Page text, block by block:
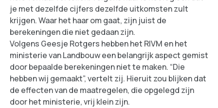
je met dezelfde cijfers dezelfde uitkomsten zult
krijgen. Waar het haar om gaat, zijn juist de
berekeningen die niet gedaan zijn.
Volgens Geesje Rotgers hebben het RIVM en het
ministerie van Landbouw een belangrijk aspect gemist
door bepaalde berekeningen niet te maken. “Die
hebben wij gemaakt”, vertelt zij. Hieruit zou blijken dat
de effecten van de maatregelen, die opgelegd zijn
door het ministerie, vrij klein zijn.